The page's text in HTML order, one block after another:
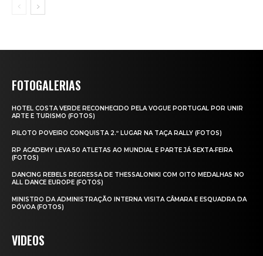
FOTOGALERIAS
HOTEL COSTA VERDE RECONHECIDO PELA VOGUE PORTUGAL POR UNIR
ARTE E TURISMO (FOTOS)
PILOTO POVEIRO CONQUISTA 2.º LUGAR NA TAÇA RALLY (FOTOS)
RP ACADEMY LEVA 50 ATLETAS AO MUNDIAL E PARTE JÁ SEXTA‑FEIRA
(FOTOS)
DANCING REBELS REGRESSA DE THESSALONIKI COM OITO MEDALHAS NO
ALL DANCE EUROPE (FOTOS)
MINISTRO DA ADMINISTRAÇÃO INTERNA VISITA CÂMARA E ESQUADRA DA
PÓVOA (FOTOS)
VIDEOS